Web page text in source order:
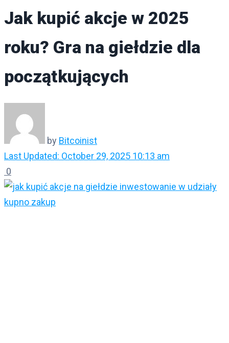
Jak kupić akcje w 2025
roku? Gra na giełdzie dla
początkujących
by Bitcoinist
Last Updated: October 29, 2025 10:13 am
0